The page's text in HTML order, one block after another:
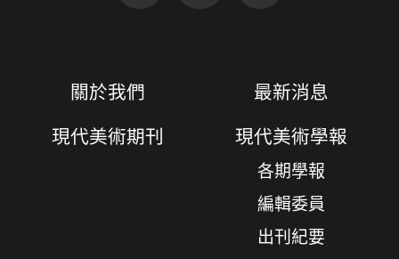
關於我們 最新消息
現代美術期刊 現代美術學報
各期學報
編輯委員
出刊紀要